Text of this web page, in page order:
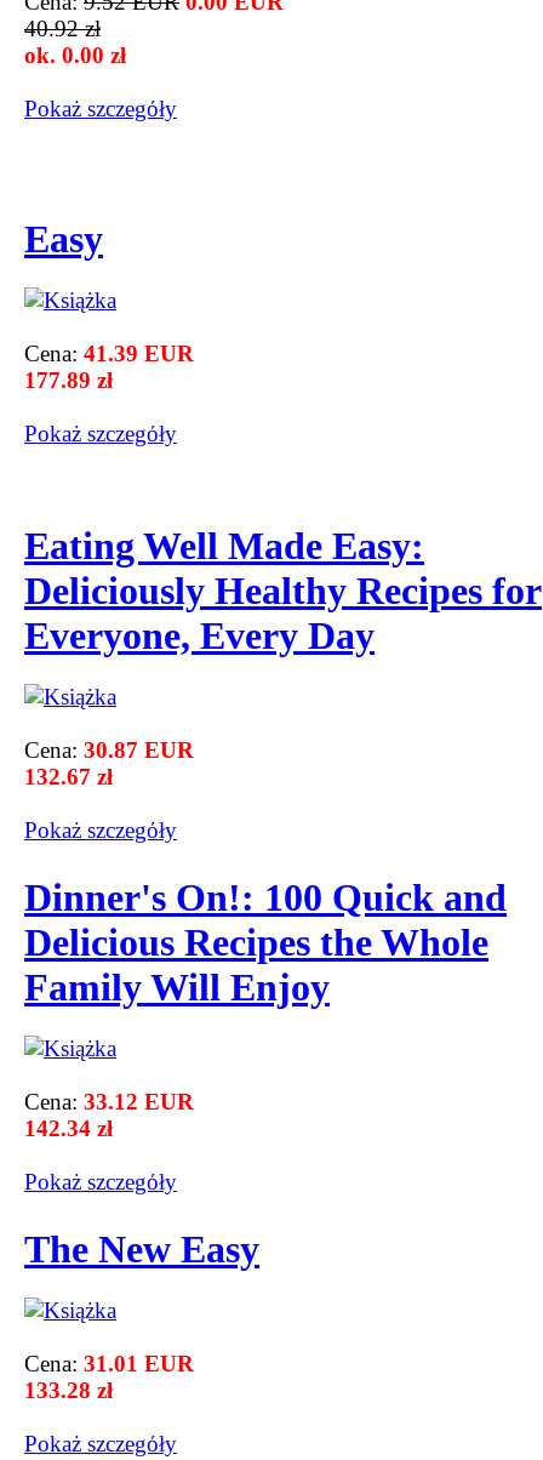
40.92 zł
ok. 0.00 zł
Pokaż szczegόły
Easy
Cena: 41.39 EUR
177.89 zł
Pokaż szczegόły
Eating Well Made Easy:
Deliciously Healthy Recipes for
Everyone, Every Day
Cena: 30.87 EUR
132.67 zł
Pokaż szczegόły
Dinner's On!: 100 Quick and
Delicious Recipes the Whole
Family Will Enjoy
Cena: 33.12 EUR
142.34 zł
Pokaż szczegόły
The New Easy
Cena: 31.01 EUR
133.28 zł
Pokaż szczegόły